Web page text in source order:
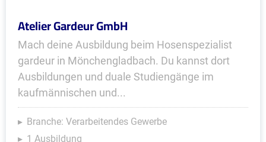
Atelier Gardeur GmbH
Mach deine Ausbildung beim Hosenspezialist
gardeur in Mönchengladbach. Du kannst dort
Ausbildungen und duale Studiengänge im
kaufmännischen und...
Branche: Verarbeitendes Gewerbe
1 Ausbildung